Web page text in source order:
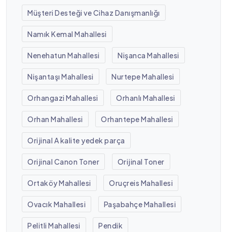
Müşteri Desteği ve Cihaz Danışmanlığı
Namık Kemal Mahallesi
Nenehatun Mahallesi Nişanca Mahallesi
Nişantaşı Mahallesi Nurtepe Mahallesi
Orhangazi Mahallesi Orhanlı Mahallesi
Orhan Mahallesi Orhantepe Mahallesi
Orijinal A kalite yedek parça
Orijinal Canon Toner Orijinal Toner
Ortaköy Mahallesi Oruçreis Mahallesi
Ovacık Mahallesi Paşabahçe Mahallesi
Pelitli Mahallesi Pendik